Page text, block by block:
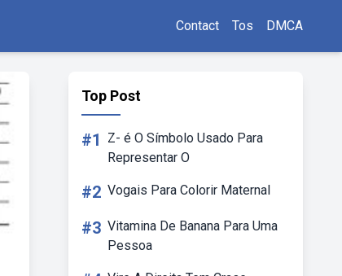
Contact Tos DMCA
Top Post
#1
Z- é O Símbolo Usado Para
Representar O
#2 Vogais Para Colorir Maternal
#3 Vitamina De Banana Para Uma
Pessoa